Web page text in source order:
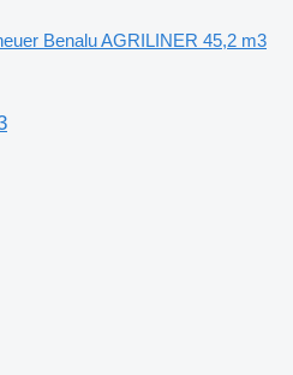
Benalu AGRILINER 45,2 m3